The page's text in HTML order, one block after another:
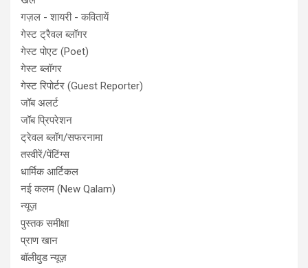
गज़ल - शायरी - कवितायें
गेस्ट ट्रैवल ब्लॉगर
गेस्ट पोएट (Poet)
गेस्ट ब्लॉगर
गेस्ट रिपोर्टर (Guest Reporter)
जॉब अलर्ट
जॉब प्रिपरेशन
ट्रेवल ब्लॉग/सफरनामा
तस्वीरें/पेंटिंग्स
धार्मिक आर्टिकल
नई कलम (New Qalam)
न्यूज़
पुस्तक समीक्षा
प्राण खान
बॉलीवुड न्यूज़